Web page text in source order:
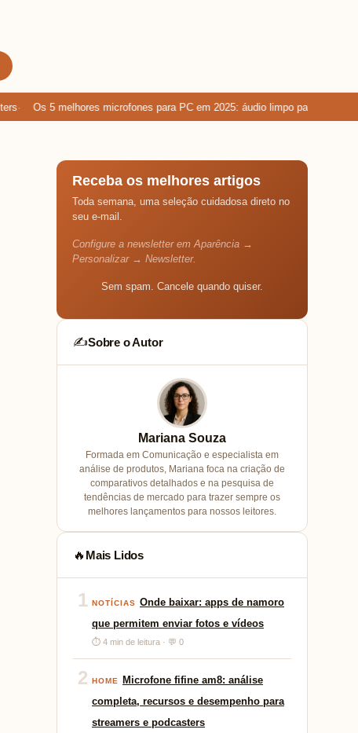
Os 5 melhores microfones para PC em 2025: áudio limpo para games,
Receba os melhores artigos
Toda semana, uma seleção cuidadosa direto no
seu e-mail.
Configure a newsletter em Aparência →
Personalizar → Newsletter.
Sem spam. Cancele quando quiser.
✍️Sobre o Autor
Mariana Souza
Formada em Comunicação e especialista em
análise de produtos, Mariana foca na criação de
comparativos detalhados e na pesquisa de
tendências de mercado para trazer sempre os
melhores lançamentos para nossos leitores.
🔥 Mais Lidos
1 NOTÍCIAS Onde baixar: apps de namoro
que permitem enviar fotos e vídeos
⏱ 4 min de leitura · 💬 0
2 HOME
Microfone fifine am8: análise
completa, recursos e desempenho para
streamers e podcasters